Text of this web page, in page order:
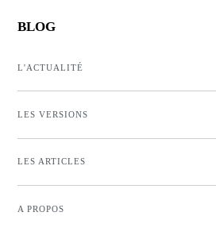
BLOG
L'ACTUALITÉ
LES VERSIONS
LES ARTICLES
A PROPOS